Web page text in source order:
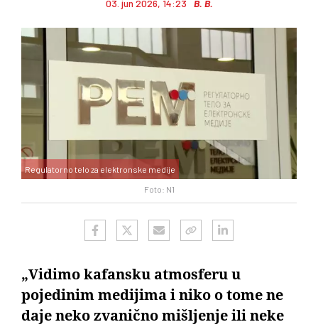
03. jun 2026, 14:23 B. B.
Foto: N1
Regulatorno telo za elektronske medije
„Vidimo kafansku atmosferu u
pojedinim medijima i niko o tome ne
daje neko zvanično mišljenje ili neke